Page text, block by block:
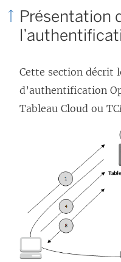
n
s
o
u
v
e
d
a
n
n
Présentation
Cette section décrit
d’authentification
Tableau Cloud ou